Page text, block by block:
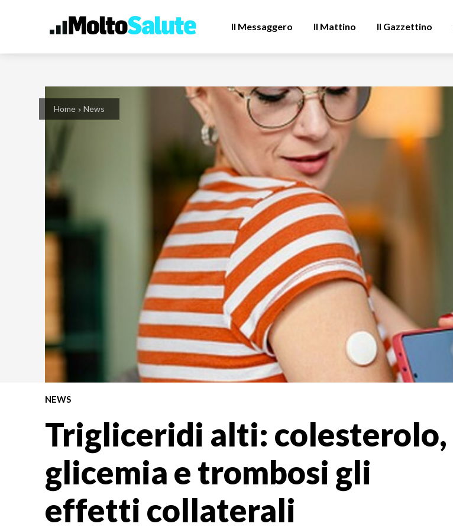
Il Messaggero Il Mattino Il Gazzettino
Home News
NEWS
Trigliceridi alti: colesterolo,
glicemia e trombosi gli
effetti collaterali